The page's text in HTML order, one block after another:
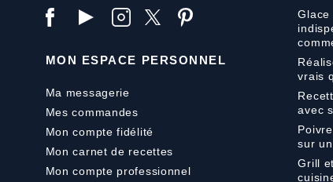
MON ESPACE PERSONNEL
Ma messagerie
Mes commandes
Mon compte fidélité
Mon carnet de recettes
Mon compte professionnel
vrais
avec
sur
Grill